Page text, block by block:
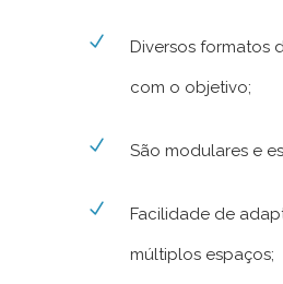
Diversos formatos
com o objetivo;
São modulares e
Facilidade de
múltiplos espaços;